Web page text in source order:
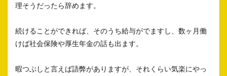
理そうだったら辞めます。
続けることができれば、そのうち給与がでますし、数ヶ月働
けば社会保険や厚生年金の話も出ます。
暇つぶしと言えば語弊がありますが、それくらい気楽にやっ